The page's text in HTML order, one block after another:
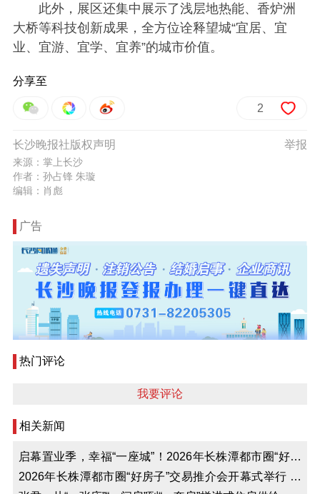
此外，展区还集中展示了浅层地热能、香炉洲
大桥等科技创新成果，全方位诠释望城“宜居、宜
业、宜游、宜学、宜养”的城市价值。
分享至
2
举报
长沙晚报社版权声明
来源：掌上长沙
作者：孙占锋 朱璇
编辑：肖彪
广告
热门评论
我要评论
相关新闻
启幕置业季，幸福“一座城”！2026年长株潭都市圈“好房
子”交易推介会邀你打卡
2026年长株潭都市圈“好房子”交易推介会开幕式举行 陈